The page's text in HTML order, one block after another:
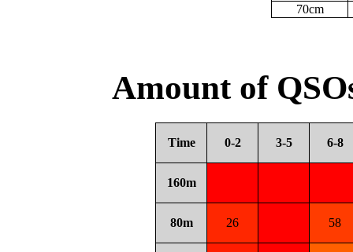
70cm
Amount of
Time 0-2 3-5 6-8
160m
80m 26 58